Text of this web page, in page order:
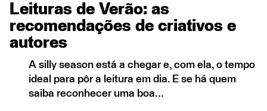
Leituras de Verão: as
recomendações de criativos e
autores
A silly season está a chegar e, com ela, o tempo
ideal para pôr a leitura em dia. E se há quem
saiba reconhecer uma boa...